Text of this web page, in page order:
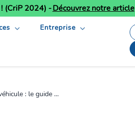
(CriP 2024) -Découvrez notre article
Entreprise
: le guide pratique